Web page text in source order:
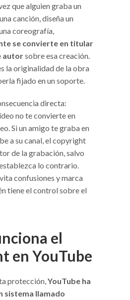
que alguien graba un
canción, diseña un
coreografía,
se convierte en titular
autorsobre esa creación.
la originalidad de la obra
fijado en un soporte.
directa:
no te convierte en
Si un amigo te graba en
a su canal, el copyright
de la grabación, salvo
lo contrario.
confusiones y marca
tiene el control sobre el
el
en YouTube
protección,YouTube ha
sistema llamado